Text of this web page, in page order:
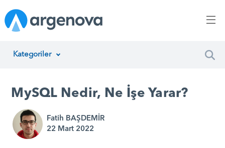
Kategoriler
Argenova
Yazılım Geliştirme
MySQL Nedir, Ne İşe Yarar?
Fatih BAŞDEMİR
22 Mart 2022